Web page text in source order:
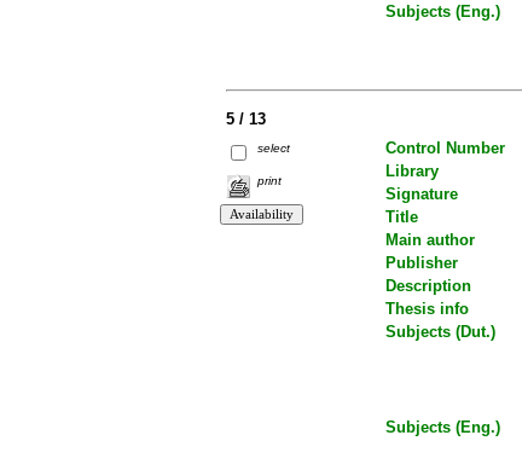
Subjects (Eng.)
5 / 13
select
print
Control Number
Library
Signature
Title
Main author
Publisher
Description
Thesis info
Subjects (Dut.)
Subjects (Eng.)